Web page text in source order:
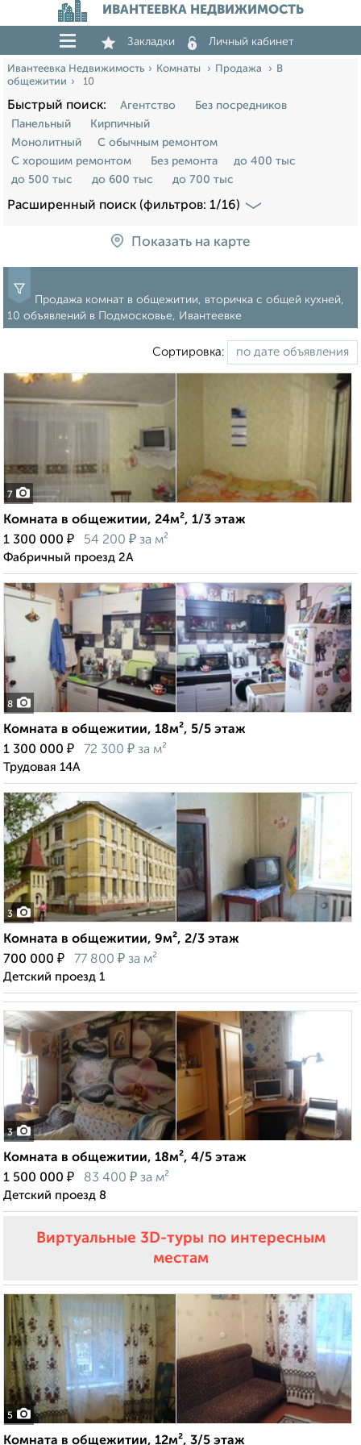
ИВАНТЕЕВКА НЕДВИЖИМОСТЬ
Закладки Личный кабинет
Ивантеевка Недвижимость Комнаты Продажа
В
общежитии
10
Быстрый поиск: Агентство
Без посредников
Панельный
Кирпичный
Монолитный
С обычным ремонтом
С хорошим ремонтом
Без ремонта
до 400 тыс
до 500 тыс
до 600 тыс до 700 тыс
Расширенный поиск (фильтров: 1/16)
Показать на карте
Продажа комнат в общежитии, вторичка с общей кухней,
10 объявлений в Подмосковье, Ивантеевке
Сортировка:
7
Комната в общежитии, 24м², 1/3 этаж
1 300 000 ₽ 54 200 ₽ за м²
Фабричный проезд 2А
8
Комната в общежитии, 18м², 5/5 этаж
1 300 000 ₽ 72 300 ₽ за м²
Трудовая 14А
3
Комната в общежитии, 9м², 2/3 этаж
700 000 ₽ 77 800 ₽ за м²
Детский проезд 1
3
Комната в общежитии, 18м², 4/5 этаж
1 500 000 ₽ 83 400 ₽ за м²
Детский проезд 8
Виртуальные 3D-туры по интересным
местам
5
Комната в общежитии, 12м², 3/5 этаж